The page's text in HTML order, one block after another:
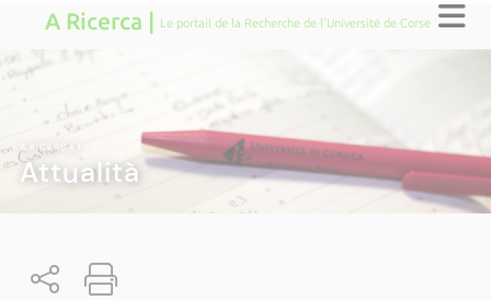
A Ricerca | Le portail de la Recherche de l'Université de Corse
A RICERCA
Attualità